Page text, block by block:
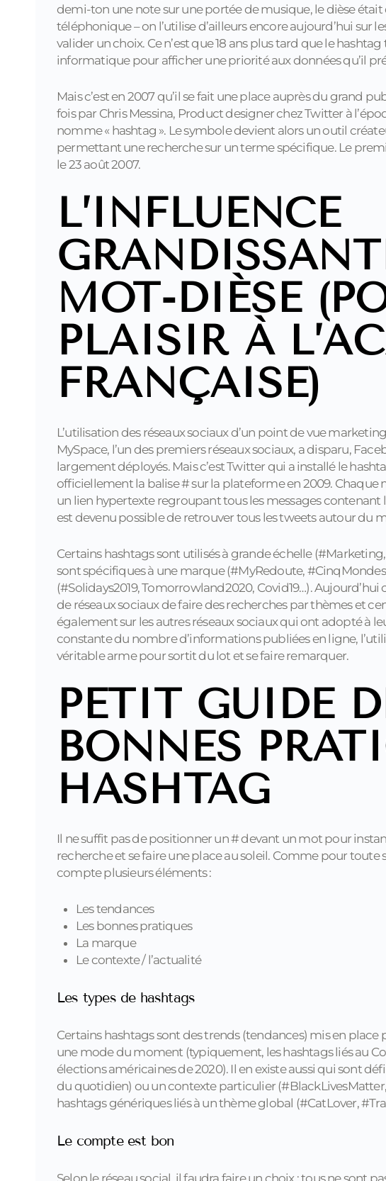
demi-ton une note sur une portée de musique, le dièse
téléphonique – on l’utilise d’ailleurs encore aujourd’hui sur
valider un choix. Ce n’est que 18 ans plus tard que le
informatique pour afficher une priorité aux données qu’il
Mais c’est en 2007 qu’il se fait une place auprès du grand
fois par Chris Messina, Product designer chez Twitter à
nomme « hashtag ». Le symbole devient alors un outil
permettant une recherche sur un terme spécifique. Le
le 23 août 2007.
L’INFLUENCE
MOT-DIÈSE
PLAISIR À
FRANÇAISE)
L’utilisation des réseaux sociaux d’un point de vue
MySpace, l’un des premiers réseaux sociaux, a disparu,
largement déployés. Mais c’est Twitter qui a installé le
officiellement la balise # sur la plateforme en 2009.
un lien hypertexte regroupant tous les messages contenant
est devenu possible de retrouver tous les tweets autour du
Certains hashtags sont utilisés à grande échelle
sont spécifiques à une marque (#MyRedoute,
(#Solidays2019, Tomorrowland2020, Covid19…).
de réseaux sociaux de faire des recherches par thèmes et
également sur les autres réseaux sociaux qui ont adopté à
constante du nombre d’informations publiées en ligne,
véritable arme pour sortit du lot et se faire remarquer.
PETIT GUIDE
BONNES
HASHTAG
Il ne suffit pas de positionner un # devant un mot pour
recherche et se faire une place au soleil. Comme pour toute
compte plusieurs éléments :
Les tendances
Les bonnes pratiques
La marque
Le contexte / l’actualité
Les types de hashtags
Certains hashtags sont des trends (tendances) mis en
une mode du moment (typiquement, les hashtags liés au
élections américaines de 2020). Il en existe aussi qui sont
du quotidien) ou un contexte particulier (#BlackLivesMatter,
hashtags génériques liés à un thème global (#CatLover,
Le compte est bon
Selon le réseau social, il faudra faire un choix : tous ne sont